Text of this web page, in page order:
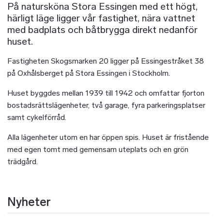
På natursköna Stora Essingen med ett högt,
härligt läge ligger vår fastighet, nära vattnet
med badplats och båtbrygga direkt nedanför
huset.
Fastigheten Skogsmarken 20 ligger på Essingestråket 38
på Oxhålsberget på Stora Essingen i Stockholm.
Huset byggdes mellan 1939 till 1942 och omfattar fjorton
bostadsrättslägenheter, två garage, fyra parkeringsplatser
samt cykelförråd.
Alla lägenheter utom en har öppen spis. Huset är fristående
med egen tomt med gemensam uteplats och en grön
trädgård.
Nyheter